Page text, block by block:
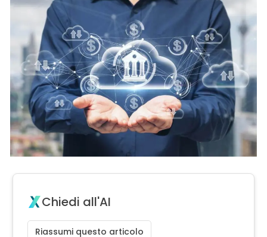
Chiedi all'AI
Riassumi questo articolo